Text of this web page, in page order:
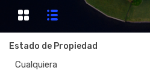
Estado de Propiedad
Cualquiera